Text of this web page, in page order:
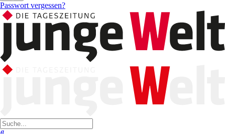
Passwort vergessen?